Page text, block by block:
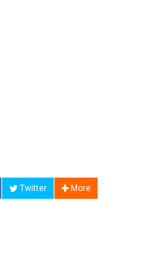
Twitter More